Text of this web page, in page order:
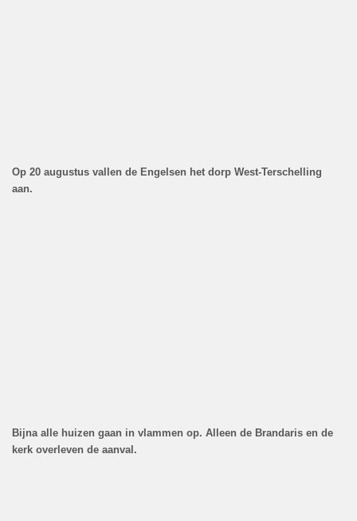
Op 20 augustus vallen de Engelsen het dorp West-Terschelling
aan.
Bijna alle huizen gaan in vlammen op. Alleen de Brandaris en de
kerk overleven de aanval.